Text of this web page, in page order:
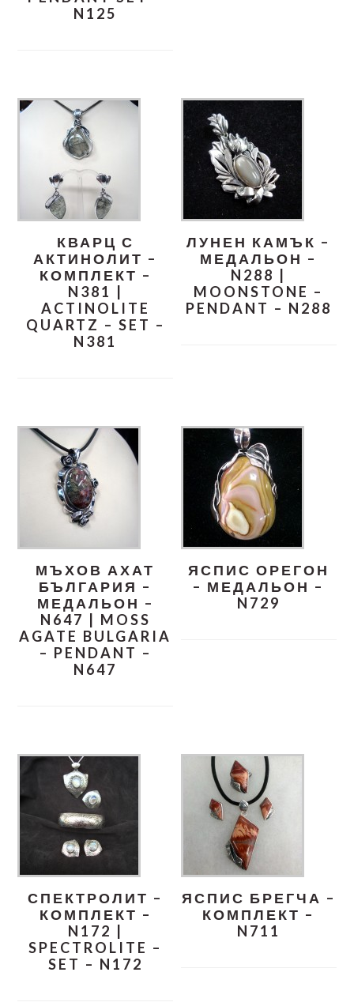
N125
КВАРЦ С
АКТИНОЛИТ –
КОМПЛЕКТ –
N381 |
ACTINOLITE
QUARTZ – SET –
N381
ЛУНЕН КАМЪК –
МЕДАЛЬОН –
N288 |
MOONSTONE –
PENDANT – N288
МЪХОВ АХАТ
БЪЛГАРИЯ –
МЕДАЛЬОН –
N647 | MOSS
AGATE BULGARIA
– PENDANT –
N647
ЯСПИС ОРЕГОН
– МЕДАЛЬОН –
N729
СПЕКТРОЛИТ –
КОМПЛЕКТ –
N172 |
SPECTROLITE –
SET – N172
ЯСПИС БРЕГЧА –
КОМПЛЕКТ –
N711